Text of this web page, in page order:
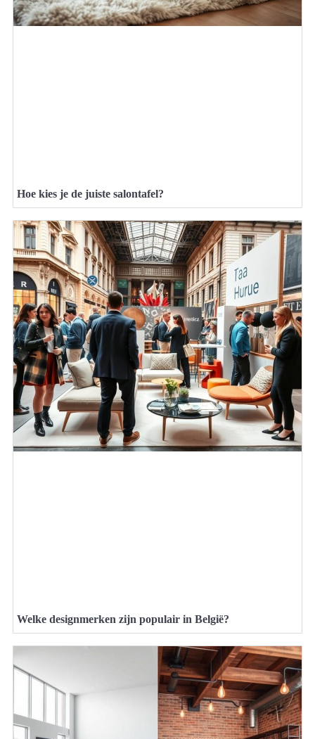
Hoe kies je de juiste salontafel?
Welke designmerken zijn populair in België?